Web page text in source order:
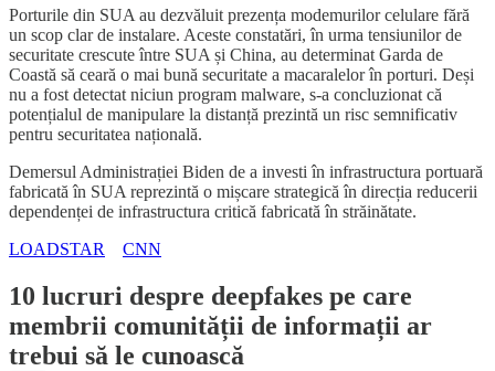
Porturile din SUA au dezvăluit prezența modemurilor celulare fără
un scop clar de instalare. Aceste constatări, în urma tensiunilor de
securitate crescute între SUA și China, au determinat Garda de
Coastă să ceară o mai bună securitate a macaralelor în porturi. Deși
nu a fost detectat niciun program malware, s-a concluzionat că
potențialul de manipulare la distanță prezintă un risc semnificativ
pentru securitatea națională.
Demersul Administrației Biden de a investi în infrastructura portuară
fabricată în SUA reprezintă o mișcare strategică în direcția reducerii
dependenței de infrastructura critică fabricată în străinătate.
LOADSTAR
CNN
10 lucruri despre deepfakes pe care
membrii comunității de informații ar
trebui să le cunoască